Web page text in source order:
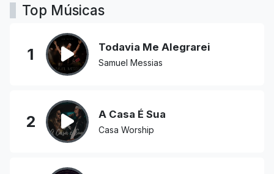
Top Músicas
1 Todavia Me Alegrarei
Samuel Messias
2 A Casa É Sua
Casa Worship